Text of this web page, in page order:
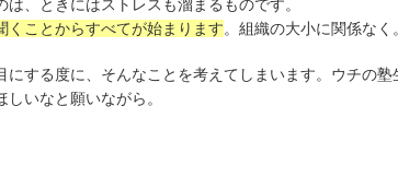
、ときにはストレスも溜まるものです。
くことからすべてが始まります。組織の大小に関係なく。
にする度に、そんなことを考えてしまいます。ウチの
いなと願いながら。